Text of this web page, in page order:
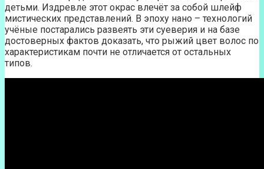
детьми. Издревле этот окрас влечёт за собой шлейф
мистических представлений. В эпоху нано – технологий
учёные постарались развеять эти суеверия и на базе
достоверных фактов доказать, что рыжий цвет волос по
характеристикам почти не отличается от остальных
типов.